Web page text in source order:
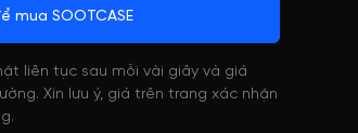
mua SOOTCASE
liên tục sau mỗi vài giây và giá
Xin lưu ý, giá trên trang xác nhận